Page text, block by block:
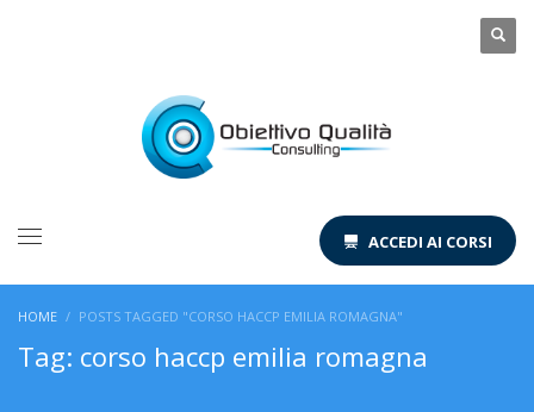
ACCEDI AI CORSI
HOME POSTS TAGGED "CORSO HACCP EMILIA ROMAGNA"
Tag: corso haccp emilia romagna